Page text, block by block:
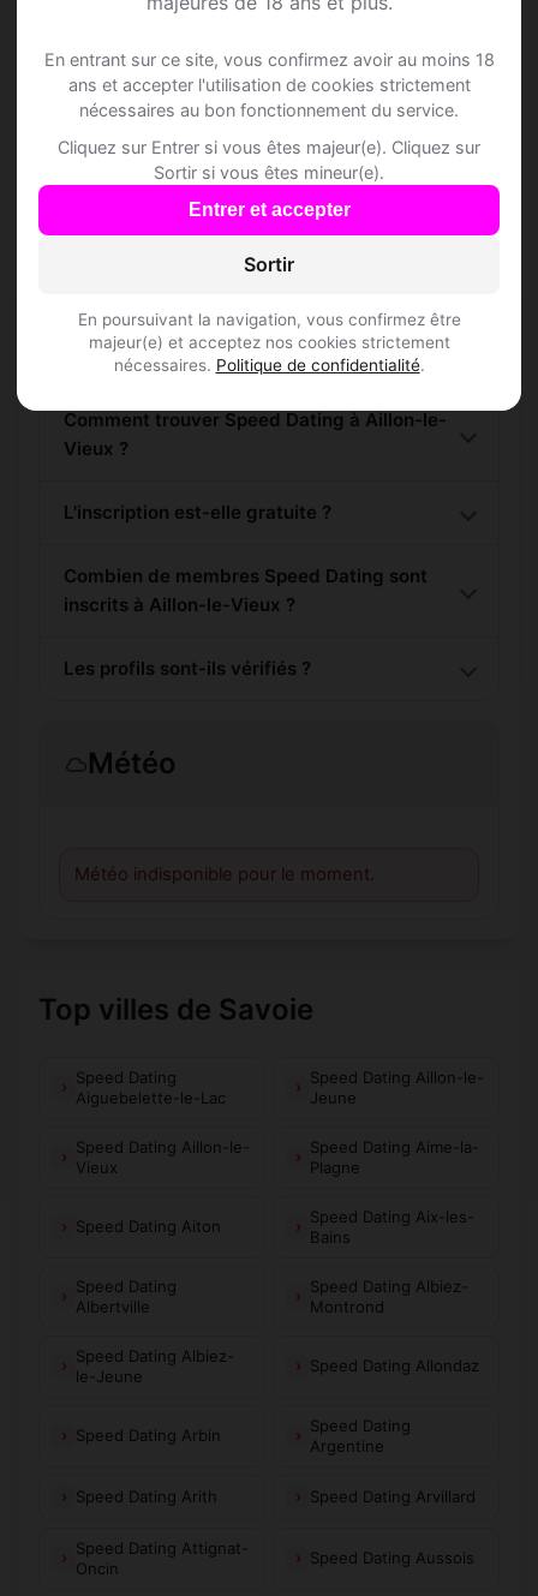
En entrant sur ce site, vous confirmez avoir au moins 18
ans et accepter l'utilisation de cookies strictement
nécessaires au bon fonctionnement du service.
Cliquez sur Entrer si vous êtes majeur(e). Cliquez sur
Sortir si vous êtes mineur(e).
Entrer et accepter
Sortir
En poursuivant la navigation, vous confirmez être
majeur(e) et acceptez nos cookies strictement
nécessaires. Politique de confidentialité.
des alentours !
S'inscrire gratuitement
Questions fréquentes
Comment trouver Speed Dating à Aillon-le-
Vieux ?
L'inscription est-elle gratuite ?
Combien de membres Speed Dating sont
inscrits à Aillon-le-Vieux ?
Les profils sont-ils vérifiés ?
Météo
Météo indisponible pour le moment.
Top villes de Savoie
Speed Dating
Aiguebelette-le-Lac
Speed Dating Aillon-le-
Jeune
Speed Dating Aillon-le-
Vieux
Speed Dating Aime-la-
Plagne
Speed Dating Aiton
Speed Dating Aix-les-
Bains
Speed Dating
Albertville
Speed Dating Albiez-
Montrond
Speed Dating Albiez-
le-Jeune
Speed Dating Allondaz
Speed Dating Arbin
Speed Dating
Argentine
Speed Dating Arith Speed Dating Arvillard
Speed Dating Attignat-
Oncin
Speed Dating Aussois